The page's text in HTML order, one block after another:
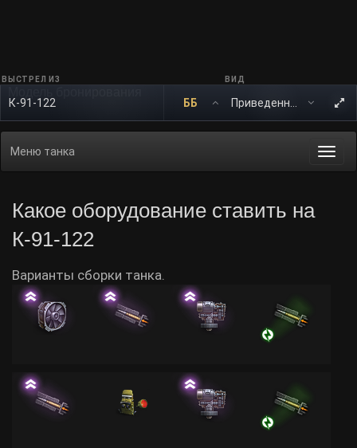
ВЫСТРЕЛ ИЗ
К-91-122 ББ
ВИД
Меню танка
Какое оборудование ставить на
К-91-122
Варианты сборки танка.